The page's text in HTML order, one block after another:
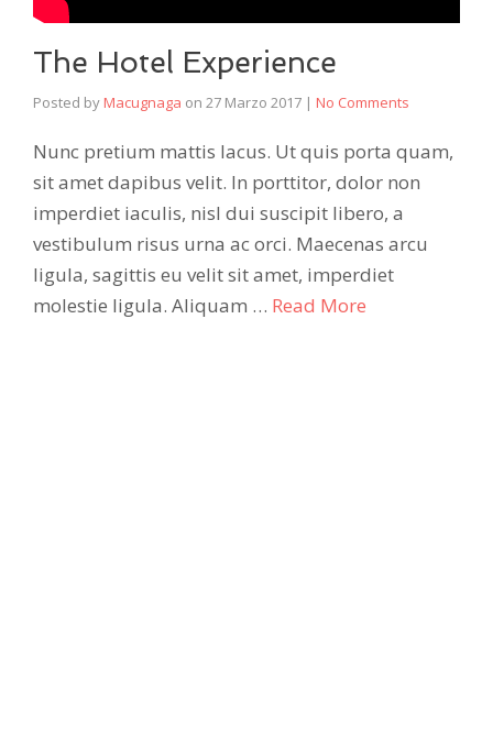
The Hotel Experience
Posted by Macugnaga on 27 Marzo 2017 | No Comments
Nunc pretium mattis lacus. Ut quis porta quam,
sit amet dapibus velit. In porttitor, dolor non
imperdiet iaculis, nisl dui suscipit libero, a
vestibulum risus urna ac orci. Maecenas arcu
ligula, sagittis eu velit sit amet, imperdiet
molestie ligula. Aliquam … Read More